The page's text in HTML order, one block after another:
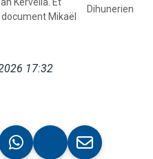
Mikaël
Dihunerien
17:32